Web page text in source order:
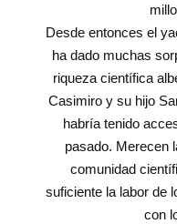
Desde entonces el
ha dado muchas
riqueza científica
Casimiro y su hijo
habría tenido
pasado. Merecen
comunidad
suficiente la labor de
con